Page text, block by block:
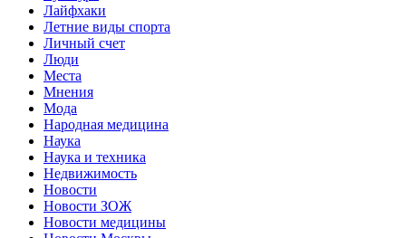
Лайфхаки
Летние виды спорта
Личный счет
Люди
Места
Мнения
Мода
Народная медицина
Наука
Наука и техника
Недвижимость
Новости
Новости ЗОЖ
Новости медицины